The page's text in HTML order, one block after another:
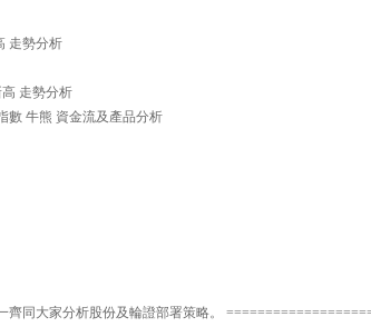
走勢分析
走勢分析
數 牛熊 資金流及產品分析
齊同大家分析股份及輪證部署策略。